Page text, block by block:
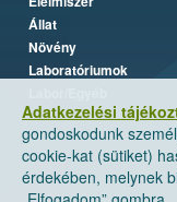
Adatkezelési
gondoskodunk
cookie-kat (sütiket)
érdekében, melynek
Állat
Növény
Laboratóriumok